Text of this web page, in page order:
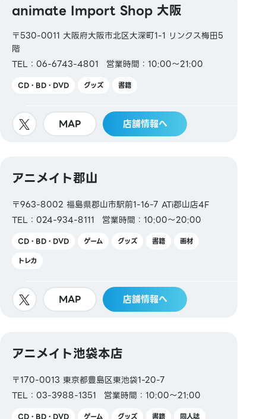
animate Import Shop 大阪
〒530-0011 大阪府大阪市北区大深町1-1 リンクス梅田5
階
TEL：06-6743-4801
営業時間：10:00～21:00
CD・BD・DVD グッズ 書籍
MAP 店舗情報へ
アニメイト郡山
〒963-8002 福島県郡山市駅前1-16-7 ATi郡山店4F
TEL：024-934-8111
営業時間：10:00～20:00
CD・BD・DVD ゲーム グッズ 書籍
画材
トレカ
MAP 店舗情報へ
アニメイト池袋本店
〒170-0013 東京都豊島区東池袋1-20-7
TEL：03-3988-1351
営業時間：10:00～21:00
CD・BD・DVD ゲーム グッズ 書籍 同人誌